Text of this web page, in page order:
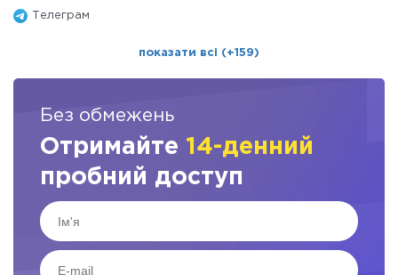
Телеграм
показати всі (+159)
Без обмежень
Отримайте 14-денний
пробний доступ